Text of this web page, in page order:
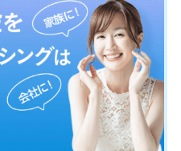
ンQ&A
をそのまま払いきると